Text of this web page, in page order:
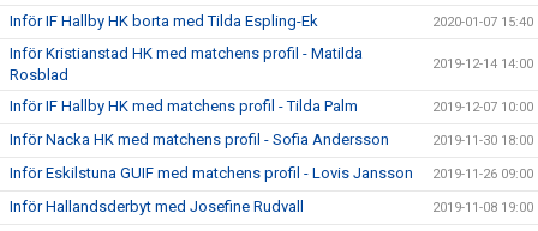
Inför IF Hallby HK borta med Tilda Espling-Ek 2020-01-07 15:40
Inför Kristianstad HK med matchens profil - Matilda
Rosblad
2019-12-14 14:00
Inför IF Hallby HK med matchens profil - Tilda Palm 2019-12-07 10:00
Inför Nacka HK med matchens profil - Sofia Andersson 2019-11-30 18:00
Inför Eskilstuna GUIF med matchens profil - Lovis Jansson 2019-11-26 09:00
Inför Hallandsderbyt med Josefine Rudvall 2019-11-08 19:00